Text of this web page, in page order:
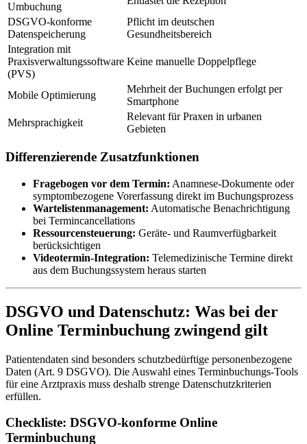
Umbuchung
DSGVO-konforme
Datenspeicherung
Pflicht im deutschen
Gesundheitsbereich
Integration mit
Praxisverwaltungssoftware
(PVS)
Keine manuelle Doppelpflege
Mobile Optimierung
Mehrheit der Buchungen erfolgt per
Smartphone
Mehrsprachigkeit
Relevant für Praxen in urbanen
Gebieten
Differenzierende Zusatzfunktionen
Fragebogen vor dem Termin: Anamnese-Dokumente oder
symptombezogene Vorerfassung direkt im Buchungsprozess
Wartelistenmanagement: Automatische Benachrichtigung
bei Termincancellations
Ressourcensteuerung: Geräte- und Raumverfügbarkeit
berücksichtigen
Videotermin-Integration: Telemedizinische Termine direkt
aus dem Buchungssystem heraus starten
DSGVO und Datenschutz: Was bei der
Online Terminbuchung zwingend gilt
Patientendaten sind besonders schutzbedürftige personenbezogene
Daten (Art. 9 DSGVO). Die Auswahl eines Terminbuchungs-Tools
für eine Arztpraxis muss deshalb strenge Datenschutzkriterien
erfüllen.
Checkliste: DSGVO-konforme Online
Terminbuchung